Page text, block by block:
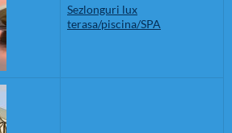
Sezlonguri lux
terasa/piscina/SPA